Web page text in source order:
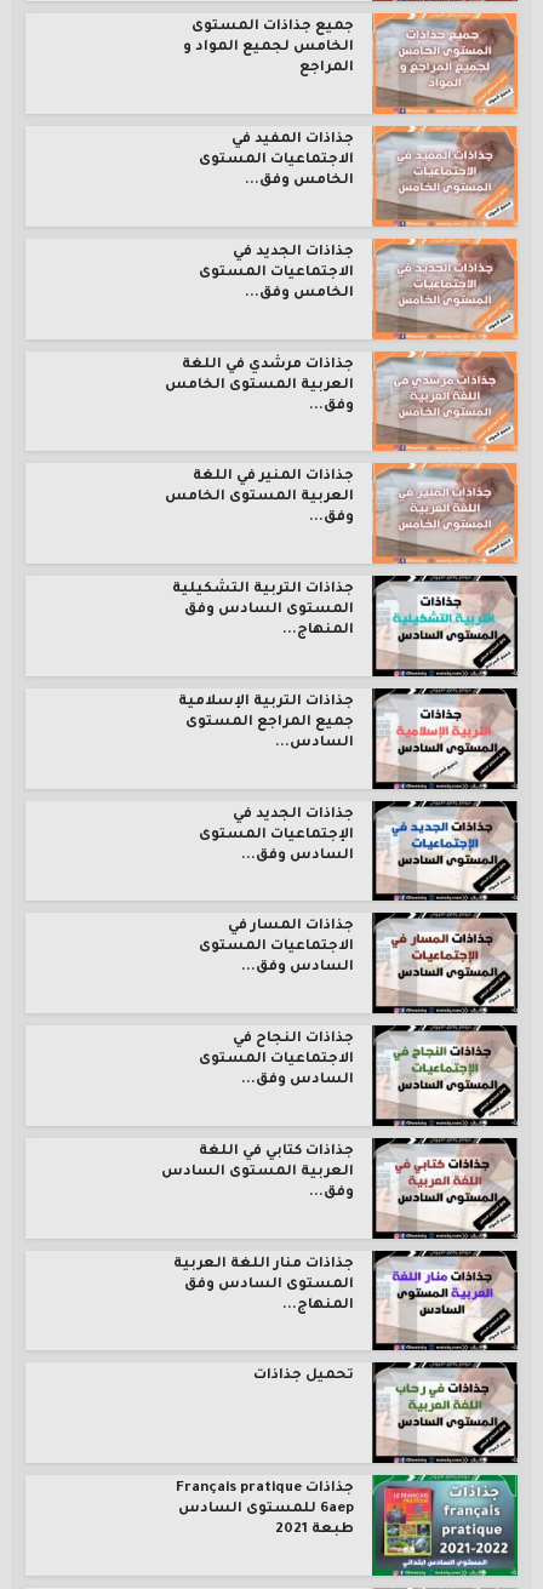
جميع جذاذات المستوى
الخامس لجميع المواد و
المراجع
جذاذات المفيد في
الاجتماعيات المستوى
الخامس وفق...
جذاذات الجديد في
الاجتماعيات المستوى
الخامس وفق...
جذاذات مرشدي في اللغة
العربية المستوى الخامس
وفق...
جذاذات المنير في اللغة
العربية المستوى الخامس
وفق...
جذاذات التربية التشكيلية
المستوى السادس وفق
المنهاج...
جذاذات التربية الإسلامية
جميع المراجع المستوى
السادس...
جذاذات الجديد في
الإجتماعيات المستوى
السادس وفق...
جذاذات المسار في
الاجتماعيات المستوى
السادس وفق...
جذاذات النجاح في
الاجتماعيات المستوى
السادس وفق...
جذاذات كتابي في اللغة
العربية المستوى السادس
وفق...
جذاذات منار اللغة العربية
المستوى السادس وفق
المنهاج...
تحميل جذاذات
جذاذات Français pratique
6aep للمستوى السادس
طبعة 2021